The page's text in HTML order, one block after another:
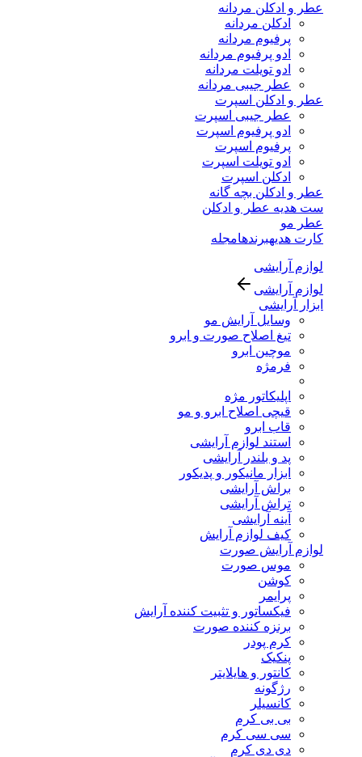
عطر و ادکلن مردانه
ادکلن مردانه
پرفیوم مردانه
ادو پرفیوم مردانه
ادو تویلت مردانه
عطر جیبی مردانه
عطر و ادکلن اسپرت
عطر جیبی اسپرت
ادو پرفیوم اسپرت
پرفیوم اسپرت
ادو تویلت اسپرت
ادکلن اسپرت
عطر و ادکلن بچه گانه
ست هدیه عطر و ادکلن
عطر مو
کارت هدیهبرندهامجله
لوازم آرایشی
لوازم آرایشی
ابزار آرایشی
وسایل آرایش مو
تیغ اصلاح صورت و ابرو
موچین ابرو
فرمژه
اپلیکاتور مژه
قیچی اصلاح ابرو و مو
قاب ابرو
استند لوازم آرایشی
پد و بلندر آرایشی
ابزار مانیکور و پدیکور
براش آرایشی
تراش آرایشی
آینه آرایشی
کیف لوازم آرایش
لوازم آرایش صورت
موس صورت
کوشن
پرایمر
فیکساتور و تثبیت کننده آرایش
برنزه کننده صورت
کرم پودر
پنکیک
کانتور و هایلایتر
رژگونه
کانسیلر
بی بی کرم
سی سی کرم
دی دی کرم